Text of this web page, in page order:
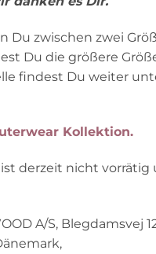
Du zwischen zwei
Du die größere
findest Du weiter
Kollektion.
derzeit nicht vorrätig
A/S, Blegdamsvej